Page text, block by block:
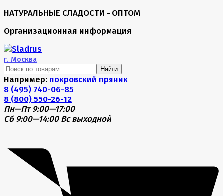
НАТУРАЛЬНЫЕ СЛАДОСТИ - ОПТОМ
Организационная информация
г. Москва
Найти
Например: покровский пряник
8 (495) 740-06-85
8 (800) 550-26-12
Пн—Пт 9:00—17:00
Сб 9:00—14:00 Вс выходной